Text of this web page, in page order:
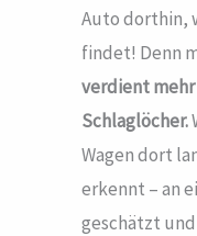
Auto dorthin,
findet! Denn
verdient
Schlaglöcher.
Wagen dort
erkennt – an
geschätzt